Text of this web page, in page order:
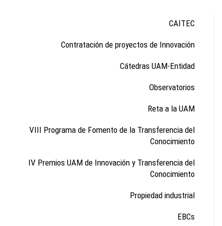
CAITEC
Contratación de proyectos de Innovación
Cátedras UAM-Entidad
Observatorios
Reta a la UAM
VIII Programa de Fomento de la Transferencia del
Conocimiento
IV Premios UAM de Innovación y Transferencia del
Conocimiento
Propiedad industrial
EBCs